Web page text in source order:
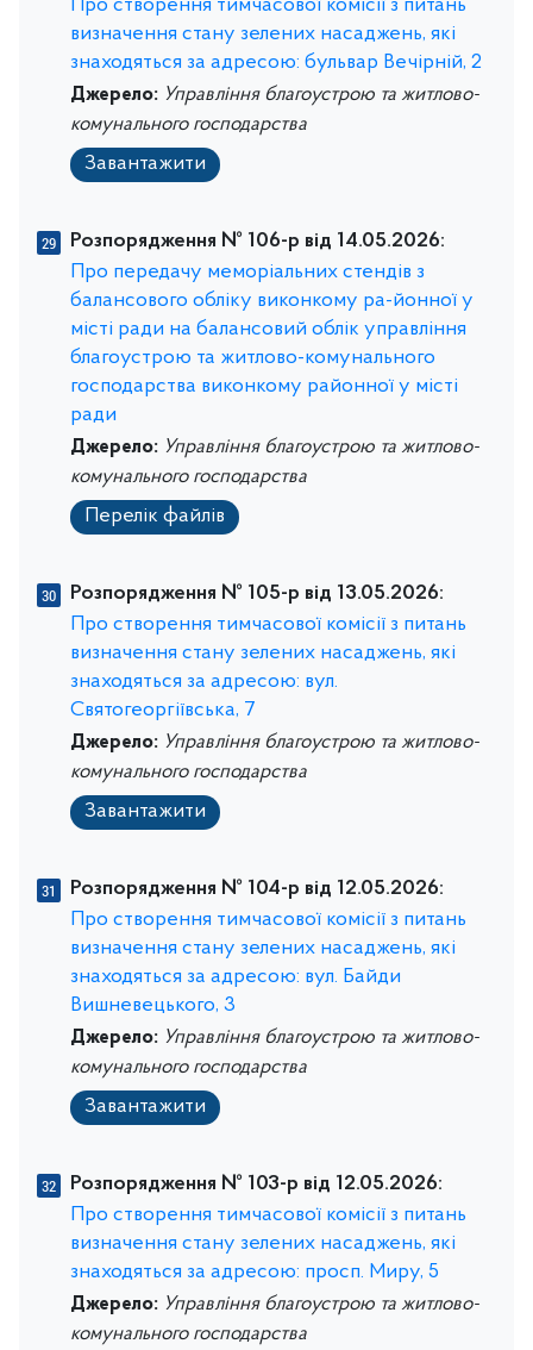
Про створення тимчасової комісії з питань
визначення стану зелених насаджень, які
знаходяться за адресою: бульвар Вечірній, 2
Джерело: Управління благоустрою та житлово-
комунального господарства
Завантажити
Розпорядження № 106-р від 14.05.2026:
Про передачу меморіальних стендів з
балансового обліку виконкому ра-йонної у
місті ради на балансовий облік управління
благоустрою та житлово-комунального
господарства виконкому районної у місті
ради
Джерело: Управління благоустрою та житлово-
комунального господарства
Перелік файлів
Розпорядження № 105-р від 13.05.2026:
Про створення тимчасової комісії з питань
визначення стану зелених насаджень, які
знаходяться за адресою: вул.
Святогеоргіївська, 7
Джерело: Управління благоустрою та житлово-
комунального господарства
Завантажити
Розпорядження № 104-р від 12.05.2026:
Про створення тимчасової комісії з питань
визначення стану зелених насаджень, які
знаходяться за адресою: вул. Байди
Вишневецького, 3
Джерело: Управління благоустрою та житлово-
комунального господарства
Завантажити
Розпорядження № 103-р від 12.05.2026:
Про створення тимчасової комісії з питань
визначення стану зелених насаджень, які
знаходяться за адресою: просп. Миру, 5
Джерело: Управління благоустрою та житлово-
комунального господарства